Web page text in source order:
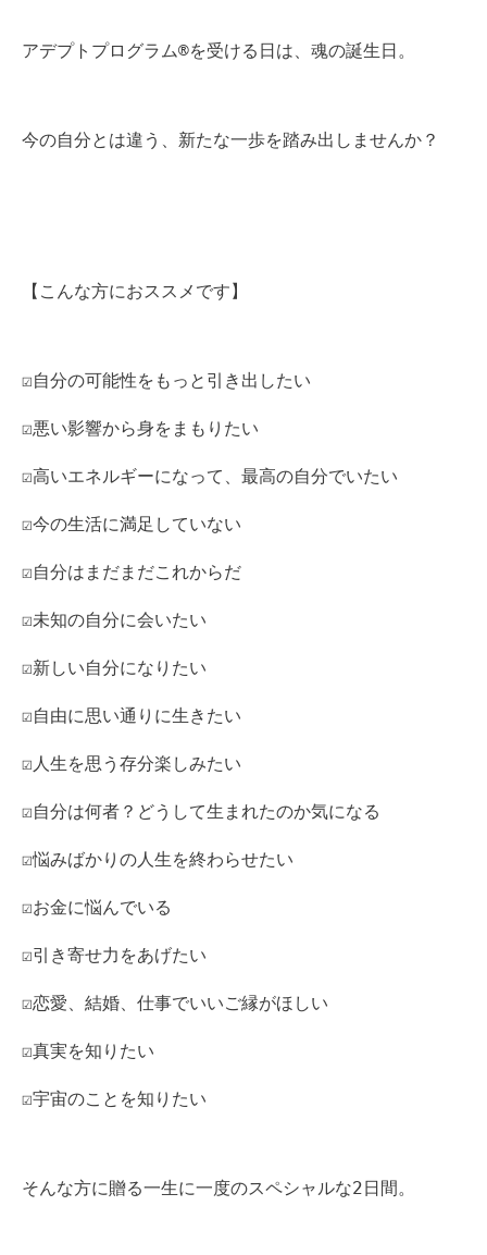
アデプトプログラム®を受ける日は、魂の誕生日。
今の自分とは違う、新たな一歩を踏み出しませんか？
【こんな方におススメです】
☑自分の可能性をもっと引き出したい
☑悪い影響から身をまもりたい
☑高いエネルギーになって、最高の自分でいたい
☑今の生活に満足していない
☑自分はまだまだこれからだ
☑未知の自分に会いたい
☑新しい自分になりたい
☑自由に思い通りに生きたい
☑人生を思う存分楽しみたい
☑自分は何者？どうして生まれたのか気になる
☑悩みばかりの人生を終わらせたい
☑お金に悩んでいる
☑引き寄せ力をあげたい
☑恋愛、結婚、仕事でいいご縁がほしい
☑真実を知りたい
☑宇宙のことを知りたい
そんな方に贈る一生に一度のスペシャルな2日間。